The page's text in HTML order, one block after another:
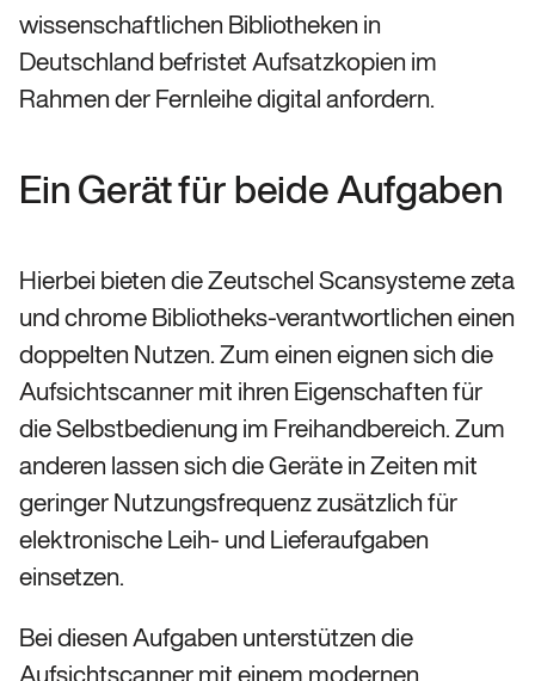
wissenschaftlichen Bibliotheken in
Deutschland befristet Aufsatzkopien im
Rahmen der Fernleihe digital anfordern.
Ein Gerät für beide Aufgaben
Hierbei bieten die Zeutschel Scansysteme zeta
und chrome Bibliotheks-verantwortlichen einen
doppelten Nutzen. Zum einen eignen sich die
Aufsichtscanner mit ihren Eigenschaften für
die Selbstbedienung im Freihandbereich. Zum
anderen lassen sich die Geräte in Zeiten mit
geringer Nutzungsfrequenz zusätzlich für
elektronische Leih- und Lieferaufgaben
einsetzen.
Bei diesen Aufgaben unterstützen die